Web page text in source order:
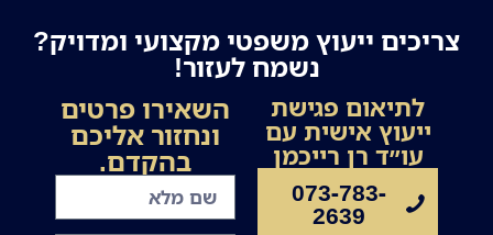
צריכים ייעוץ משפטי מקצועי ומדויק?
נשמח לעזור!
לתיאום פגישת
ייעוץ אישית עם
עו״ד רן רייכמן
073-783-
2639
השאירו פרטים
ונחזור אליכם
בהקדם.